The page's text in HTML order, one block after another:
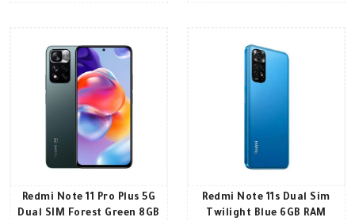
Redmi Note 11s Dual Sim
Twilight Blue 6GB RAM
Redmi Note 11 Pro Plus 5G
Dual SIM Forest Green 8GB